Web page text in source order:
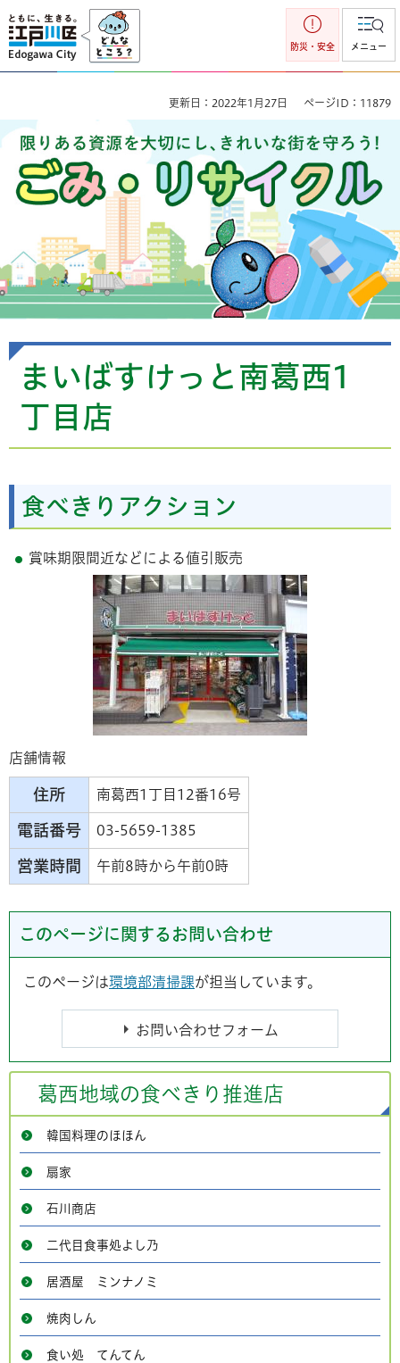
江戸川区
防災・安全 メニュー
更新日：2022年1月27日 ページID：11879
ごみ・リサイクル 限りのある資源を大切にし、きれいな街を
守ろう！
まいばすけっと南葛西1
丁目店
食べきりアクション
賞味期限間近などによる値引販売
店舗情報
住所 南葛西1丁目12番16号
電話番号 03-5659-1385
営業時間 午前8時から午前0時
このページに関するお問い合わせ
このページは環境部清掃課が担当しています。
葛西地域の食べきり推進店
韓国料理のほほん
扇家
石川商店
二代目食事処よし乃
居酒屋 ミンナノミ
焼肉しん
食い処 てんてん